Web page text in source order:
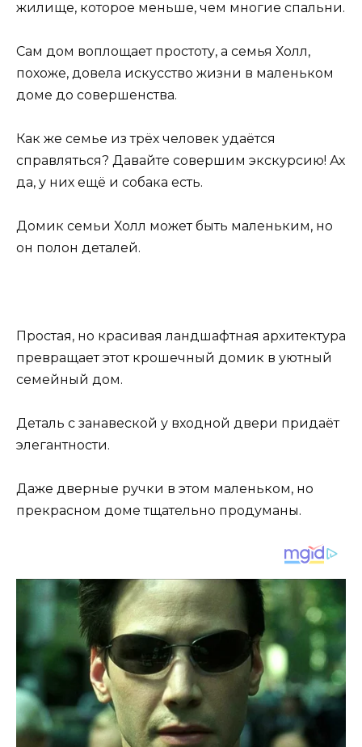
жилище, которое меньше, чем многие спальни.
Сам дом воплощает простоту, а семья Холл,
похоже, довела искусство жизни в маленьком
доме до совершенства.
Как же семье из трёх человек удаётся
справляться? Давайте совершим экскурсию! Ах
да, у них ещё и собака есть.
Домик семьи Холл может быть маленьким, но
он полон деталей.
Простая, но красивая ландшафтная архитектура
превращает этот крошечный домик в уютный
семейный дом.
Деталь с занавеской у входной двери придаёт
элегантности.
Даже дверные ручки в этом маленьком, но
прекрасном доме тщательно продуманы.